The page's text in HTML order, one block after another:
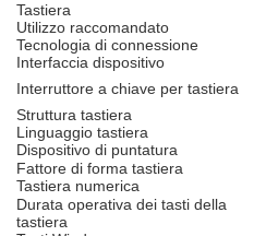
Tastiera
Utilizzo raccomandato
Tecnologia di connessione
Interfaccia dispositivo
Interruttore a chiave per tastiera
Struttura tastiera
Linguaggio tastiera
Dispositivo di puntatura
Fattore di forma tastiera
Tastiera numerica
Durata operativa dei tasti della
tastiera